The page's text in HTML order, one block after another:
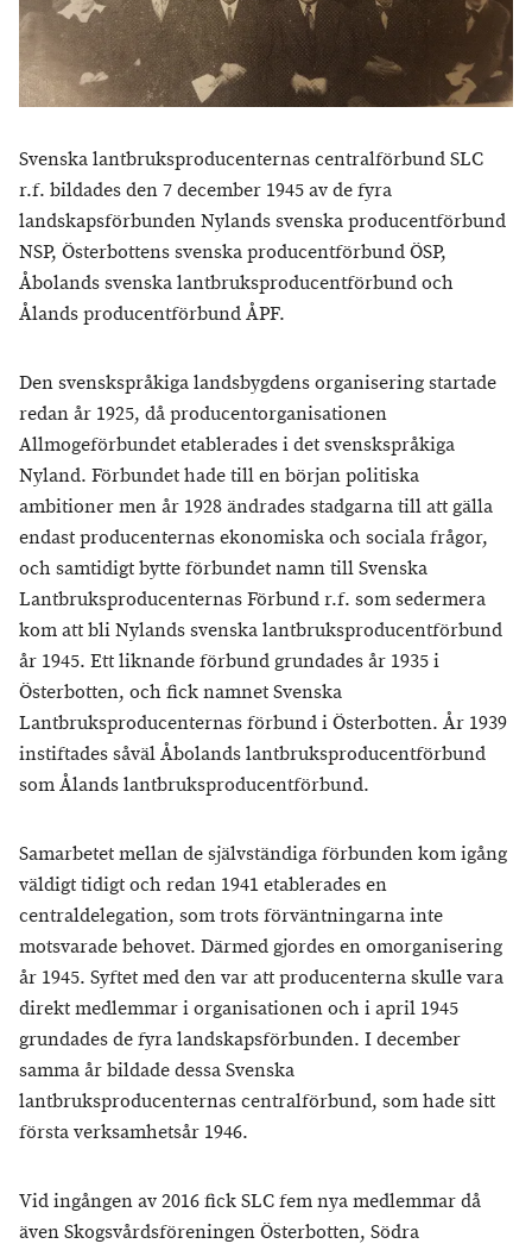
Svenska lantbruksproducenternas centralförbund SLC
r.f. bildades den 7 december 1945 av de fyra
landskapsförbunden Nylands svenska producentförbund
NSP, Österbottens svenska producentförbund ÖSP,
Åbolands svenska lantbruksproducentförbund och
Ålands producentförbund ÅPF.
Den svenskspråkiga landsbygdens organisering startade
redan år 1925, då producentorganisationen
Allmogeförbundet etablerades i det svenskspråkiga
Nyland. Förbundet hade till en början politiska
ambitioner men år 1928 ändrades stadgarna till att gälla
endast producenternas ekonomiska och sociala frågor,
och samtidigt bytte förbundet namn till Svenska
Lantbruksproducenternas Förbund r.f. som sedermera
kom att bli Nylands svenska lantbruksproducentförbund
år 1945. Ett liknande förbund grundades år 1935 i
Österbotten, och fick namnet Svenska
Lantbruksproducenternas förbund i Österbotten. År 1939
instiftades såväl Åbolands lantbruksproducentförbund
som Ålands lantbruksproducentförbund.
Samarbetet mellan de självständiga förbunden kom igång
väldigt tidigt och redan 1941 etablerades en
centraldelegation, som trots förväntningarna inte
motsvarade behovet. Därmed gjordes en omorganisering
år 1945. Syftet med den var att producenterna skulle vara
direkt medlemmar i organisationen och i april 1945
grundades de fyra landskapsförbunden. I december
samma år bildade dessa Svenska
lantbruksproducenternas centralförbund, som hade sitt
första verksamhetsår 1946.
Vid ingången av 2016 fick SLC fem nya medlemmar då
även Skogsvårdsföreningen Österbotten, Södra